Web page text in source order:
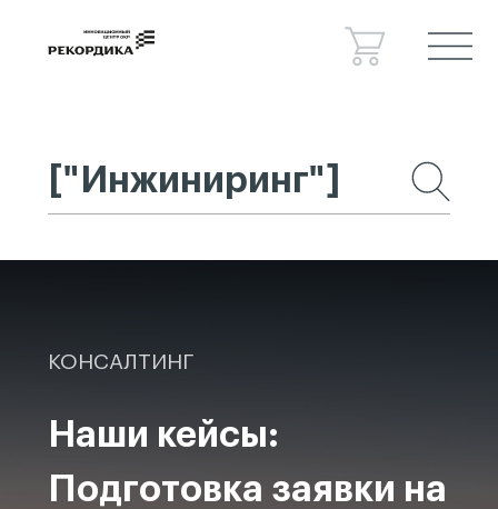
Спецпроекты
Консалтинг
Сведения об образовательной
КОНСАЛТИНГ
Наши кейсы:
Подготовка заявки на